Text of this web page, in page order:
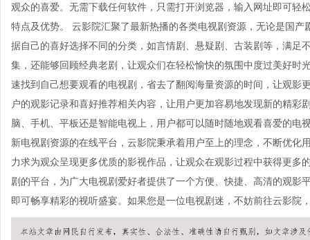
观众的喜爱。无需下载任何软件，只需打开浏览器，输入网址即可轻
特点及优势。 云影院汇聚了最新热播的各类电视剧资源，无论是国
据自己的喜好选择不同的分类，如言情剧、悬疑剧、古装剧等，满足
集，还能够回顾经典老剧，让观众们在轻松愉快的氛围中度过美好
速找到自己想要观看的电视剧，省去了翻阅海量资源的时间，让观影
户的观影记录和喜好推荐相关内容，让用户更加容易地发现新的精
脑、手机、平板还是智能电视上，用户都可以随时随地观看喜爱的
新电视剧资源的在线平台，云影院秉承着用户至上的理念，不断优
力求为观众呈现更多优质的影视作品，让观众在观影过程中获得更
剧的平台，为广大电视剧爱好者提供了一个方便、快捷、高清的观
即可畅享精彩的视听盛宴。如果您是一位电视剧迷，不妨前往云影院